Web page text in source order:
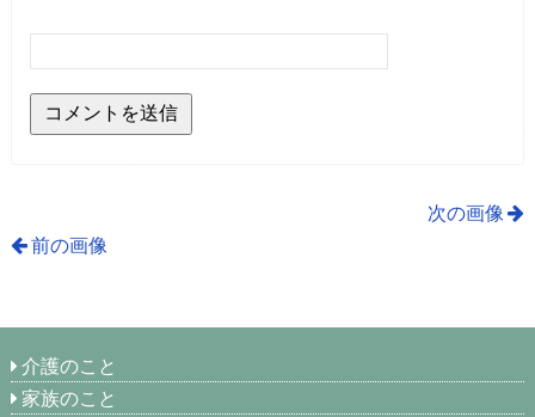
次の画像
前の画像
介護のこと
家族のこと